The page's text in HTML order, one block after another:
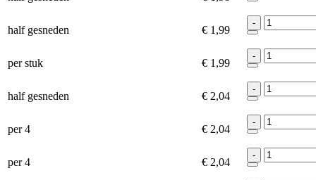
half gesneden € 1,99
-
per stuk € 1,99
-
half gesneden € 2,04
-
per 4 € 2,04
-
per 4 € 2,04
-